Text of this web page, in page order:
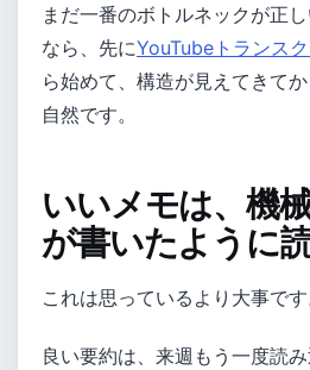
まだ一番のボトルネックが正
なら、先にYouTubeトランス
ら始めて、構造が見えてきて
自然です。
いいメモは、機
が書いたように
これは思っているより大事です
良い要約は、来週もう一度読